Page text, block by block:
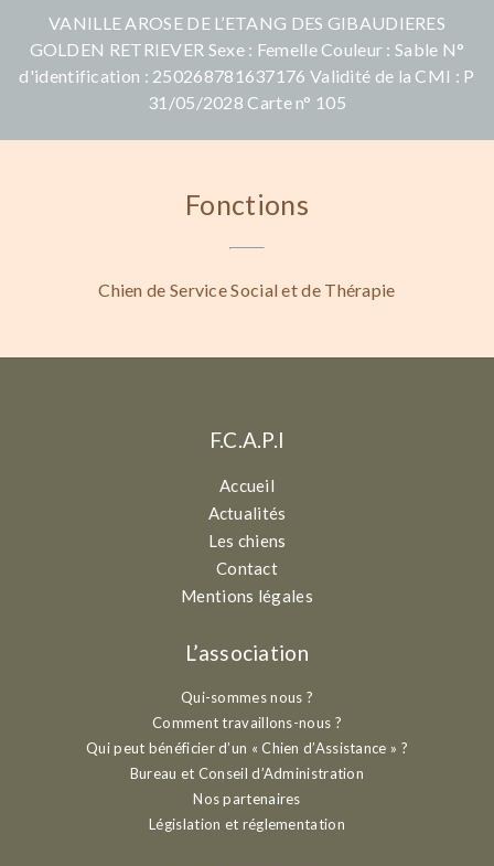
VANILLE AROSE DE L’ETANG DES GIBAUDIERES
GOLDEN RETRIEVER Sexe : Femelle Couleur : Sable N°
d'identification : 250268781637176 Validité de la CMI : P
31/05/2028 Carte n° 105
Fonctions
Chien de Service Social et de Thérapie
F.C.A.P.I
Accueil
Actualités
Les chiens
Contact
Mentions légales
L’association
Qui-sommes nous ?
Comment travaillons-nous ?
Qui peut bénéficier d’un « Chien d’Assistance » ?
Bureau et Conseil d’Administration
Nos partenaires
Législation et réglementation